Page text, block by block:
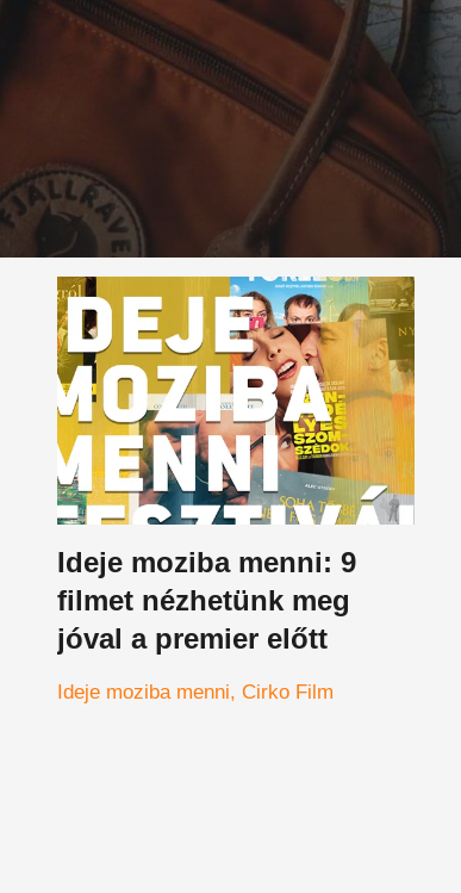
Ideje moziba menni: 9
filmet nézhetünk meg
jóval a premier előtt
Ideje moziba menni Cirko Film